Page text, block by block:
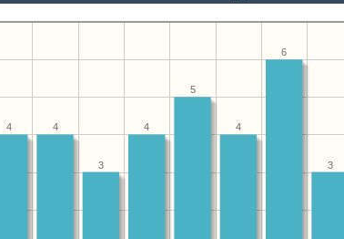
3
6
4
5
4
3
4
4